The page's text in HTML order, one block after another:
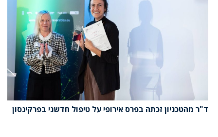
ד"ר מהטכניון זכתה בפרס אירופי על טיפול חדשני בפרקינסון